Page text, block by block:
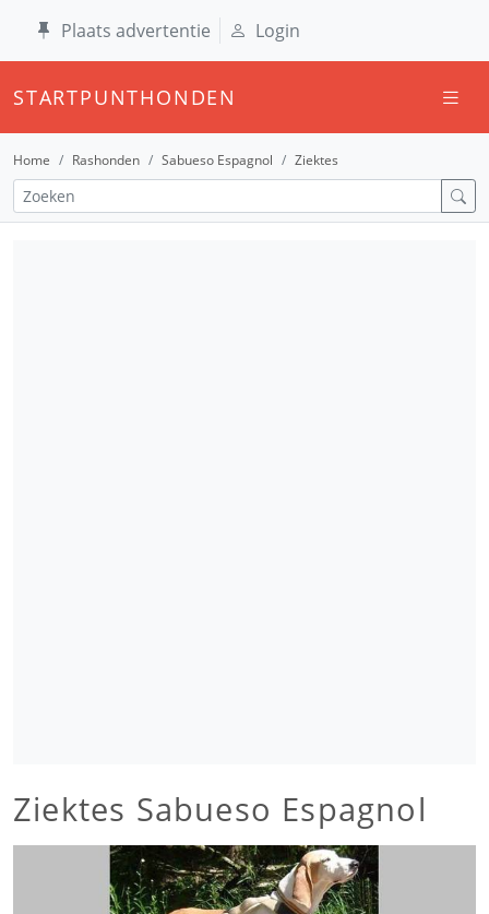
Plaats advertentie Login
STARTPUNTHONDEN
Home Rashonden Sabueso Espagnol Ziektes
Ziektes Sabueso Espagnol